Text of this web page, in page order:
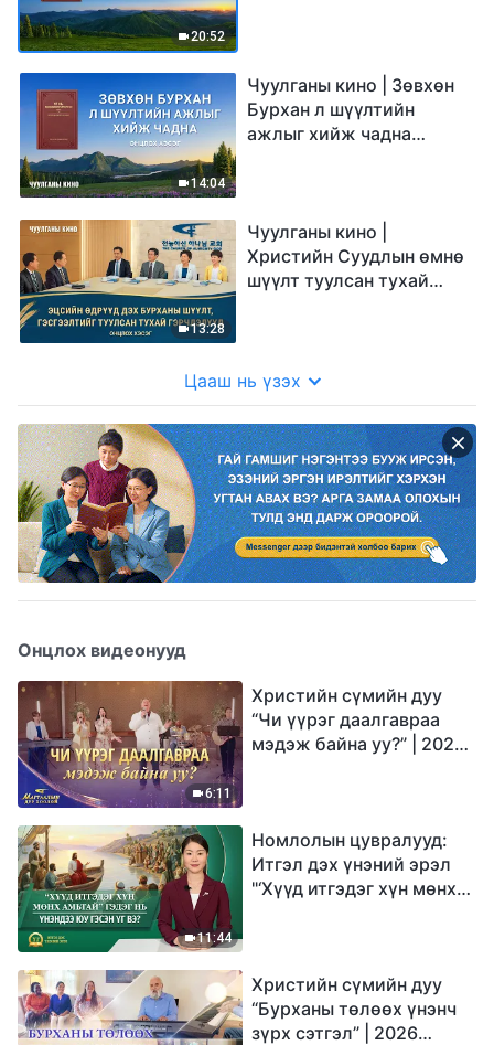
20:52
14:04
Чуулганы кино | Зөвхөн
Бурхан л шүүлтийн
ажлыг хийж чадна
13:28
Чуулганы кино |
Христийн Суудлын ѳмнө
шүүлт туулсан тухай
Цааш нь үзэх
Онцлох видеонууд
6:11
Христийн сүмийн дуу
“Чи үүрэг даалгавраа
мэдэж байна уу?” | 2026
11:44
Номлолын цувралууд:
Итгэл дэх үнэний эрэл
"‘Хүүд итгэдэг хүн мөнх
Христийн сүмийн дуу
“Бурханы төлөөх үнэнч
зүрх сэтгэл” | 2026